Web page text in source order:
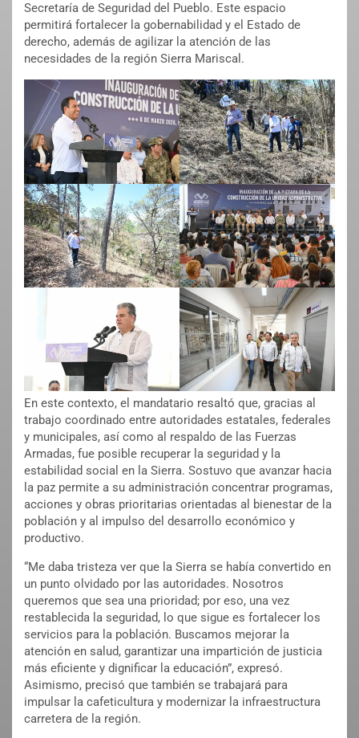
Secretaría de Seguridad del Pueblo. Este espacio
permitirá fortalecer la gobernabilidad y el Estado de
derecho, además de agilizar la atención de las
necesidades de la región Sierra Mariscal.
En este contexto, el mandatario resaltó que, gracias al
trabajo coordinado entre autoridades estatales, federales
y municipales, así como al respaldo de las Fuerzas
Armadas, fue posible recuperar la seguridad y la
estabilidad social en la Sierra. Sostuvo que avanzar hacia
la paz permite a su administración concentrar programas,
acciones y obras prioritarias orientadas al bienestar de la
población y al impulso del desarrollo económico y
productivo.
“Me daba tristeza ver que la Sierra se había convertido en
un punto olvidado por las autoridades. Nosotros
queremos que sea una prioridad; por eso, una vez
restablecida la seguridad, lo que sigue es fortalecer los
servicios para la población. Buscamos mejorar la
atención en salud, garantizar una impartición de justicia
más eficiente y dignificar la educación”, expresó.
Asimismo, precisó que también se trabajará para
impulsar la cafeticultura y modernizar la infraestructura
carretera de la región.